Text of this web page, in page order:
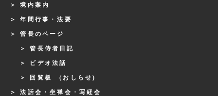
境内案内
年間行事・法要
管長のページ
管長侍者日記
ビデオ法話
回覧板 (おしらせ)
法話会・坐禅会・写経会